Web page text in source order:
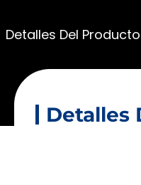
Detalles Del Producto
Detalles